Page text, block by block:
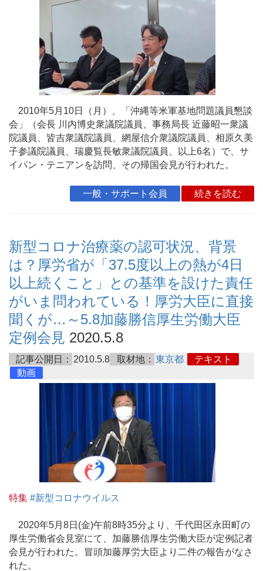
2010年5月10日（月）、「沖縄等米軍基地問題議員懇談
会」（会長 川内博史衆議院議員、事務局長 近藤昭一衆議
院議員、皆吉衆議院議員、網屋信介衆議院議員、相原久美
子参議院議員、瑞慶覧長敏衆議院議員、以上6名）で、サ
イパン・テニアンを訪問、その帰国会見が行われた。
一般・サポート会員 続きを読む
新型コロナ治療薬の認可状況、背景
は？厚労省が「37.5度以上の熱が4日
以上続くこと」との基準を設けた責任
がいま問われている！厚労大臣に直接
聞くが…～5.8加藤勝信厚生労働大臣
定例会見 2020.5.8
記事公開日： 2010.5.8 取材地： 東京都
テキスト
動画
特集 #新型コロナウイルス
2020年5月8日(金)午前8時35分より、千代田区永田町の
厚生労働省会見室にて、加藤勝信厚生労働大臣が定例記者
会見が行われた。冒頭加藤厚労大臣より二件の報告がなさ
れた。